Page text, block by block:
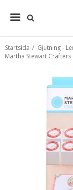
Startsida / Gjutning -
Martha Stewart